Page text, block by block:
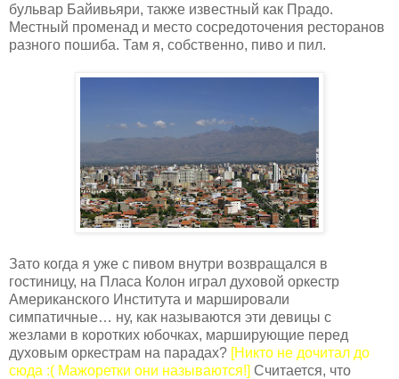
бульвар Байивьяри, также известный как Прадо.
Местный променад и место сосредоточения ресторанов
разного пошиба. Там я, собственно, пиво и пил.
Зато когда я уже с пивом внутри возвращался в
гостиницу, на Пласа Колон играл духовой оркестр
Американского Института и маршировали
симпатичные… ну, как называются эти девицы с
жезлами в коротких юбочках, марширующие перед
духовым оркестрам на парадах? [Никто не дочитал до
сюда :( Мажоретки они называются!] Считается, что